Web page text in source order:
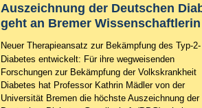
Auszeichnung der Deutschen
geht an Bremer Wissenschaftlerin
Neuer Therapieansatz zur Bekämpfung des Typ-2-
Diabetes entwickelt: Für ihre wegweisenden
Forschungen zur Bekämpfung der Volkskrankheit
Diabetes hat Professor Kathrin Mädler von der
Universität Bremen die höchste Auszeichnung der